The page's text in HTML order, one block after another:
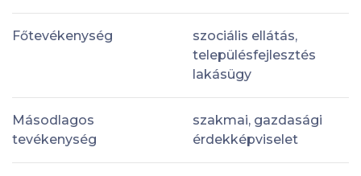
Főtevékenység
szociális ellátás,
településfejlesztés
lakásügy
Másodlagos
tevékenység
szakmai, gazdasági
érdekképviselet